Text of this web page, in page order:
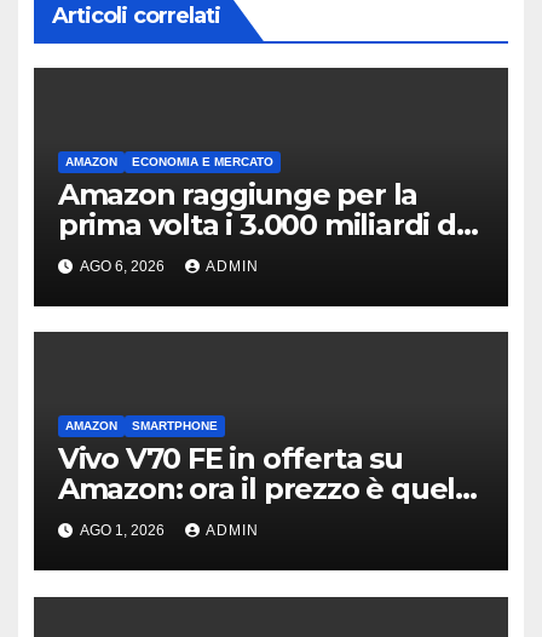
Articoli correlati
AMAZON ECONOMIA E MERCATO
Amazon raggiunge per la
prima volta i 3.000 miliardi di
capitalizzazione
AGO 6, 2026 ADMIN
AMAZON SMARTPHONE
Vivo V70 FE in offerta su
Amazon: ora il prezzo è quello
giusto?
AGO 1, 2026 ADMIN